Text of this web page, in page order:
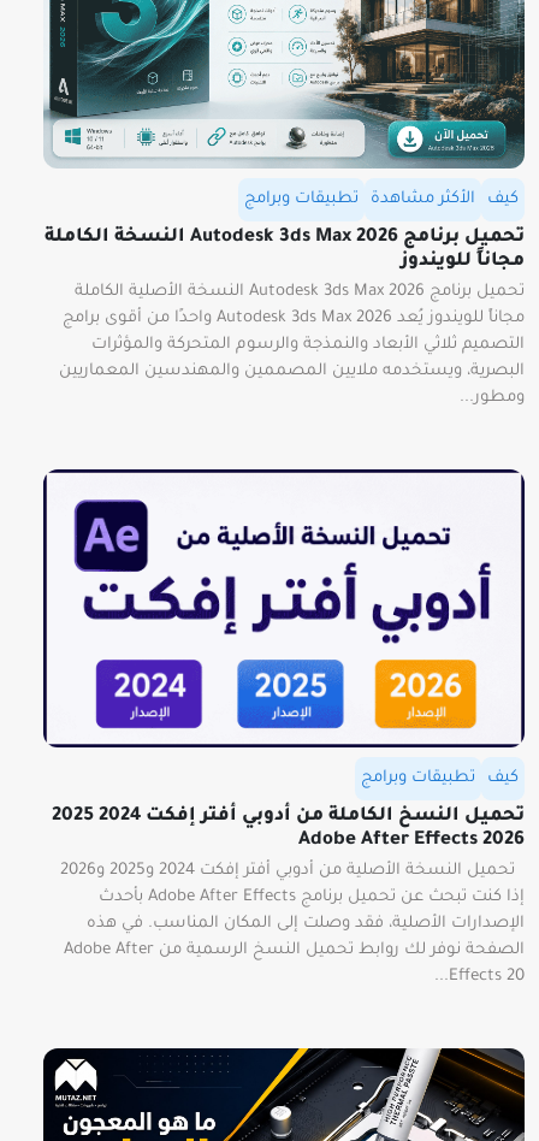
كيف الأكثر مشاهدة تطبيقات وبرامج
تحميل برنامج Autodesk 3ds Max 2026 النسخة الكاملة
مجاناً للويندوز
تحميل برنامج Autodesk 3ds Max 2026 النسخة الأصلية الكاملة
مجاناً للويندوز يُعد Autodesk 3ds Max 2026 واحدًا من أقوى برامج
التصميم ثلاثي الأبعاد والنمذجة والرسوم المتحركة والمؤثرات
البصرية، ويستخدمه ملايين المصممين والمهندسين المعماريين
ومطور...
كيف تطبيقات وبرامج
تحميل النسخ الكاملة من أدوبي أفتر إفكت 2024 2025
2026 Adobe After Effects
تحميل النسخة الأصلية من أدوبي أفتر إفكت 2024 و2025 و2026
إذا كنت تبحث عن تحميل برنامج Adobe After Effects بأحدث
الإصدارات الأصلية، فقد وصلت إلى المكان المناسب. في هذه
الصفحة نوفر لك روابط تحميل النسخ الرسمية من Adobe After
Effects 20...